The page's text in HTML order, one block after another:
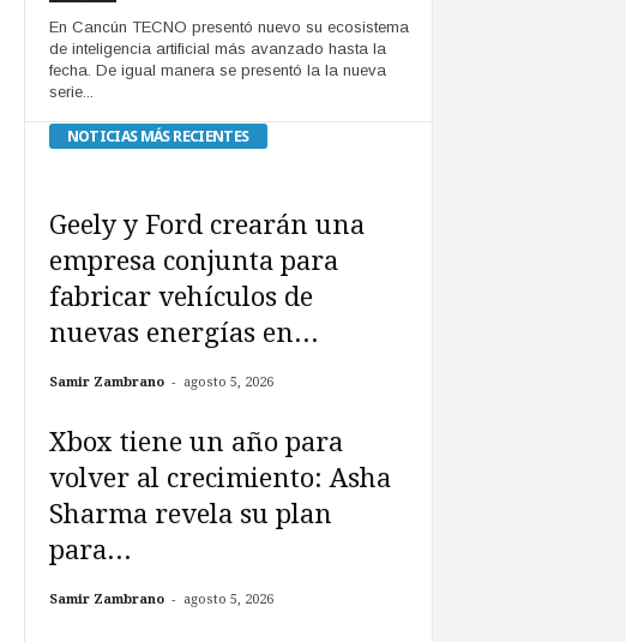
En Cancún TECNO presentó nuevo su ecosistema
de inteligencia artificial más avanzado hasta la
fecha. De igual manera se presentó la la nueva
serie...
NOTICIAS MÁS RECIENTES
Geely y Ford crearán una
empresa conjunta para
fabricar vehículos de
nuevas energías en...
Samir Zambrano - agosto 5, 2026
Xbox tiene un año para
volver al crecimiento: Asha
Sharma revela su plan
para...
Samir Zambrano - agosto 5, 2026